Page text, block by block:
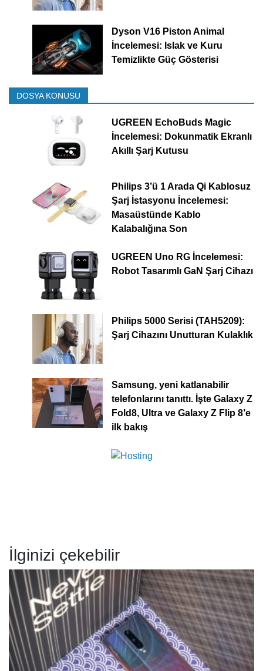
Dyson V16 Piston Animal
İncelemesi: Islak ve Kuru
Temizlikte Güç Gösterisi
DOSYA KONUSU
UGREEN EchoBuds Magic
İncelemesi: Dokunmatik Ekranlı
Akıllı Şarj Kutusu
Philips 3’ü 1 Arada Qi Kablosuz
Şarj İstasyonu İncelemesi:
Masaüstünde Kablo
Kalabalığına Son
UGREEN Uno RG İncelemesi:
Robot Tasarımlı GaN Şarj Cihazı
Philips 5000 Serisi (TAH5209):
Şarj Cihazını Unutturan Kulaklık
Samsung, yeni katlanabilir
telefonlarını tanıttı. İşte Galaxy Z
Fold8, Ultra ve Galaxy Z Flip 8’e
ilk bakış
İlginizi çekebilir